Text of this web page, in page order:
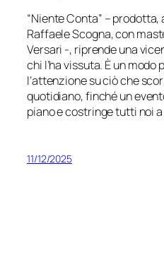
“Niente Conta” –
Raffaele Scogna, con
Versari -, riprende una
chi l’ha vissuta. È un
l’attenzione su ciò che
quotidiano, finché un
piano e costringe tutti noi
11/12/2025